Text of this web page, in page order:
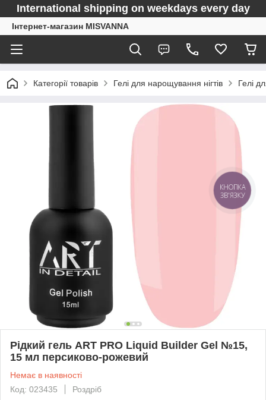
International shipping on weekdays every day
Інтернет-магазин MISVANNA
Категорії товарів Гелі для нарощування нігтів Гелі
Рідкий гель ART PRO Liquid Builder Gel №15,
15 мл персиково-рожевий
Немає в наявності
Код: 023435
Роздріб
КНОПКА
ЗВ'ЯЗКУ